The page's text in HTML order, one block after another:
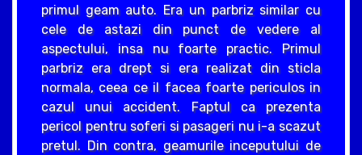
primul geam auto. Era un parbriz similar cu
cele de astazi din punct de vedere al
aspectului, insa nu foarte practic. Primul
parbriz era drept si era realizat din sticla
normala, ceea ce il facea foarte periculos in
cazul unui accident. Faptul ca prezenta
pericol pentru soferi si pasageri nu i-a scazut
pretul. Din contra, geamurile inceputului de